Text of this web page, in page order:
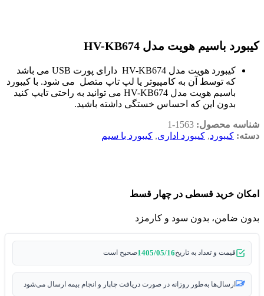
كیبورد باسیم هویت مدل HV-KB674
کیبورد هویت مدل HV-KB674 دارای پورت USB می باشد
که توسط آن به کامپیوتر یا لپ تاپ متصل می شود. با كیبورد
باسیم هویت مدل HV-KB674 می توانید به راحتی تایپ کنید
بدون این که احساس خستگی داشته باشید.
شناسه محصول: 1563-1
دسته: کیبورد, کیبورد اداری, کیبورد با سیم
امکان خرید قسطی در چهار قسط
بدون ضامن، بدون سود و کارمزد
قیمت و تعداد به تاریخ1405/05/16صحیح است
ارسال‌ها به‌طور روزانه در صورت دریافت چاپار و انجام بیمه ارسال می‌شود